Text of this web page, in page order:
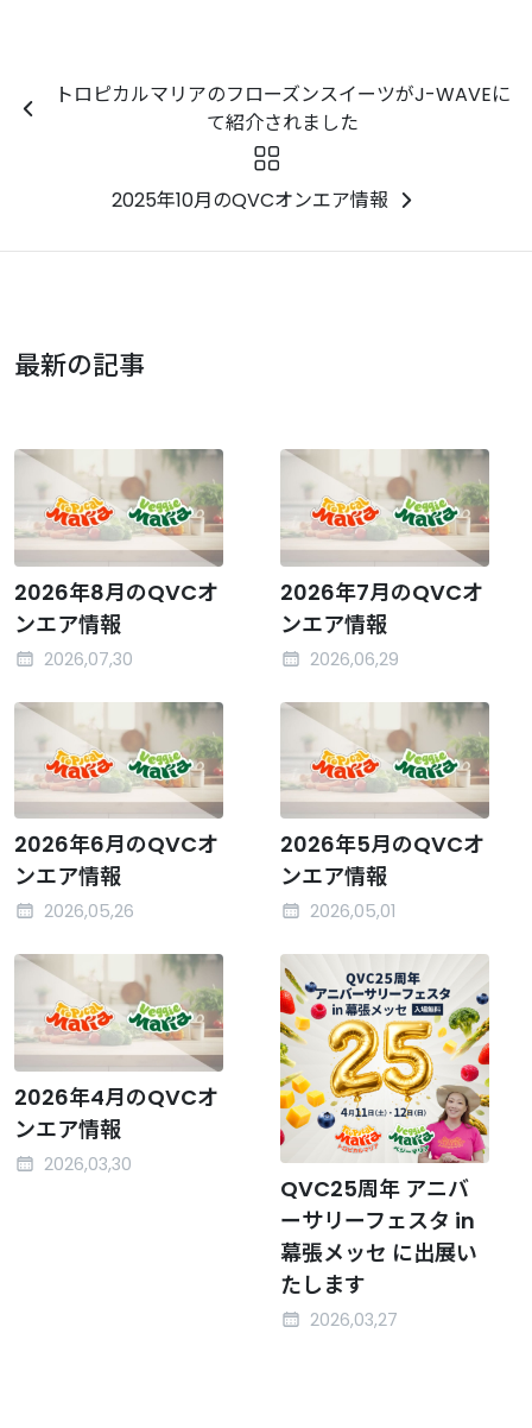
トロピカルマリアのフローズンスイーツがJ-WAVEに
て紹介されました
2025年10月のQVCオンエア情報
最新の記事
2026年8月のQVCオ
ンエア情報
2026,07,30
2026年7月のQVCオ
ンエア情報
2026,06,29
2026年6月のQVCオ
ンエア情報
2026,05,26
2026年5月のQVCオ
ンエア情報
2026,05,01
2026年4月のQVCオ
ンエア情報
2026,03,30
QVC25周年 アニバ
ーサリーフェスタ in
幕張メッセ に出展い
たします
2026,03,27